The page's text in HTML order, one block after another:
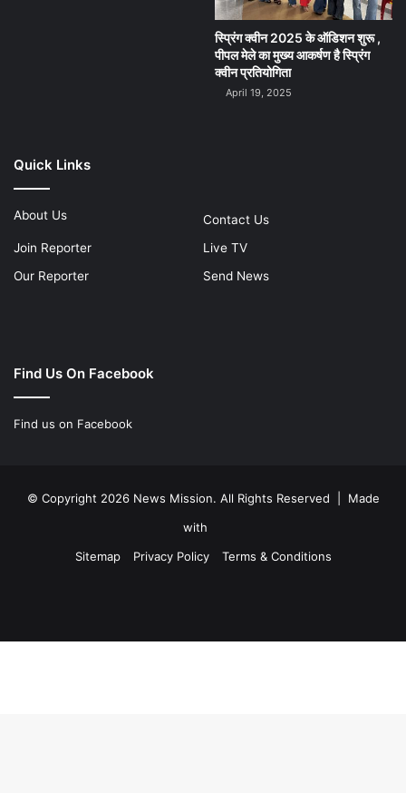
स्प्रिंग क्वीन 2025 के ऑडिशन शुरू ,
पीपल मेले का मुख्य आकर्षण है स्प्रिंग
क्वीन प्रतियोगिता
April 19, 2025
Quick Links
About Us
Contact Us
Join Reporter
Live TV
Our Reporter
Send News
Find Us On Facebook
Find us on Facebook
© Copyright 2026 News Mission. All Rights Reserved | Made
with
Sitemap
Privacy Policy Terms & Conditions